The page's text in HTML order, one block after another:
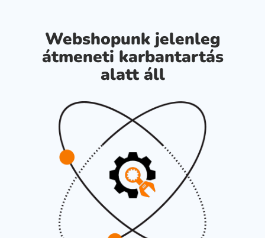
Webshopunk jelenleg
átmeneti karbantartás
alatt áll